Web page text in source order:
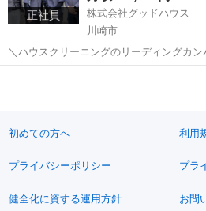
正社員
株式会社グッドハウス
川崎市
＼ハウスクリーニングのリーディングカンパニー！／
の多様化や感染症の大規模流行など “ハウ
な成長を見せている昨今。 拡大するハウ
初めての方へ 利用
プライバシーポリシー プラ
健全化に資する運用方針 お問